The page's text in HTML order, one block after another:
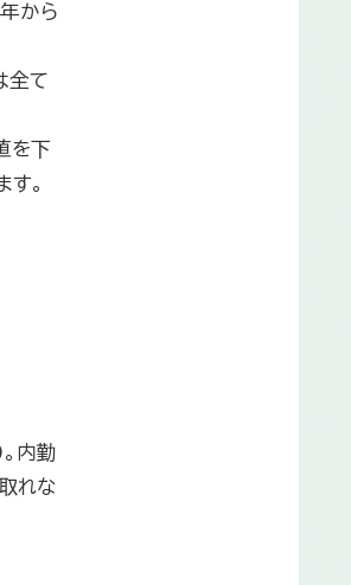
から
全て
を下
。
内勤
れな